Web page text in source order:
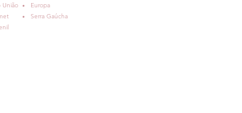
União
Europa
Serra Gaúcha